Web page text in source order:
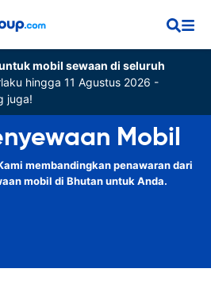
mobil sewaan di seluruh
hingga 11 Agustus 2026 -
juga!
Mobil
membandingkan penawaran dari
mobil di Bhutan untuk Anda.